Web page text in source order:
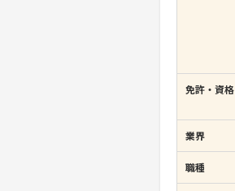
免許・資格
業界
職種